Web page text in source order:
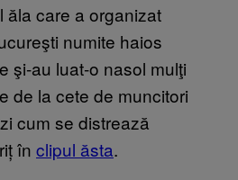
ăla care a organizat
numite haios
şi-au luat-o nasol mulţi
de la cete de muncitori
cum se distrează
în clipul ăsta.